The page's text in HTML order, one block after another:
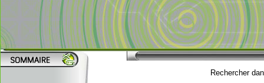
Rechercher